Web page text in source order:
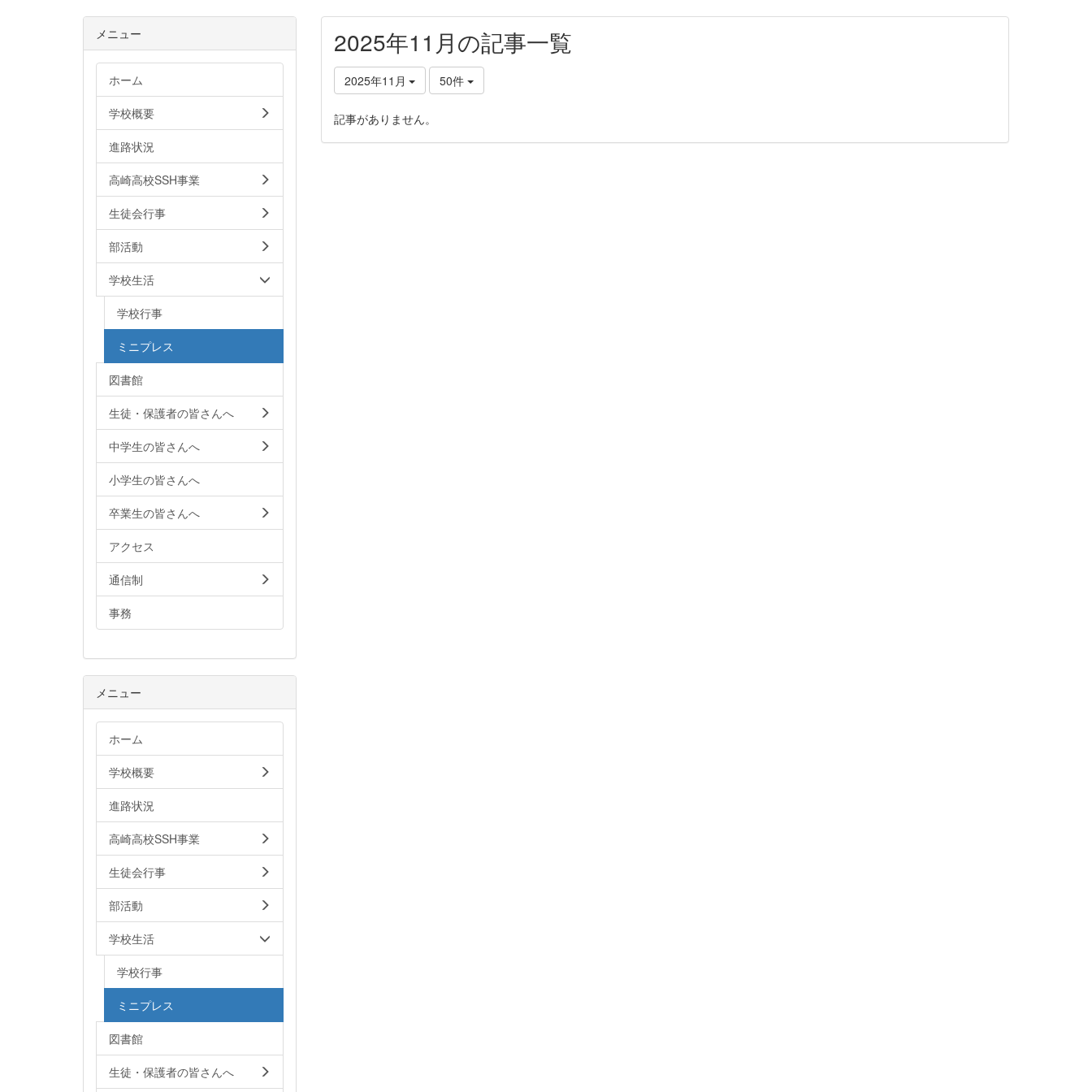
2025年11月の記事一覧
2025年11月 50件
記事がありません。
メニュー
ホーム
学校概要
進路状況
高崎高校SSH事業
生徒会行事
部活動
学校生活
学校行事
ミニプレス
図書館
生徒・保護者の皆さんへ
中学生の皆さんへ
小学生の皆さんへ
卒業生の皆さんへ
アクセス
通信制
事務
メニュー
ホーム
学校概要
進路状況
高崎高校SSH事業
生徒会行事
部活動
学校生活
学校行事
ミニプレス
図書館
生徒・保護者の皆さんへ